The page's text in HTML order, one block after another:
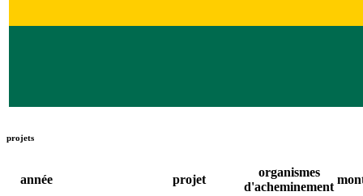
projets
année projet
organismes
d'acheminement